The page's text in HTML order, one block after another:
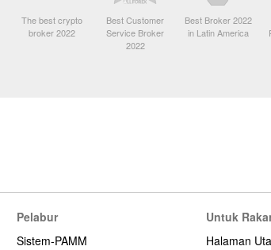
The best crypto
broker 2022
Best Customer
Service Broker
2022
Best Broker 2022
in Latin America
Pelabur
Sistem-PAMM
Untuk
Halaman